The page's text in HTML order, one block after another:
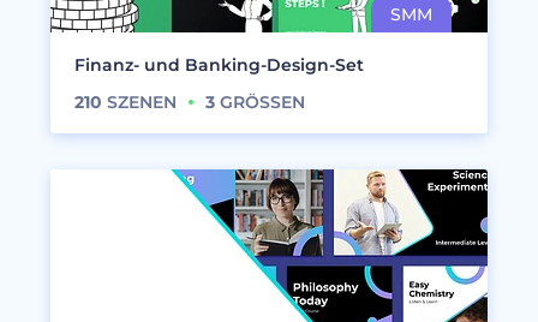
Finanz- und Banking-Design-Set
210 SZENEN 3 GRÖSSEN